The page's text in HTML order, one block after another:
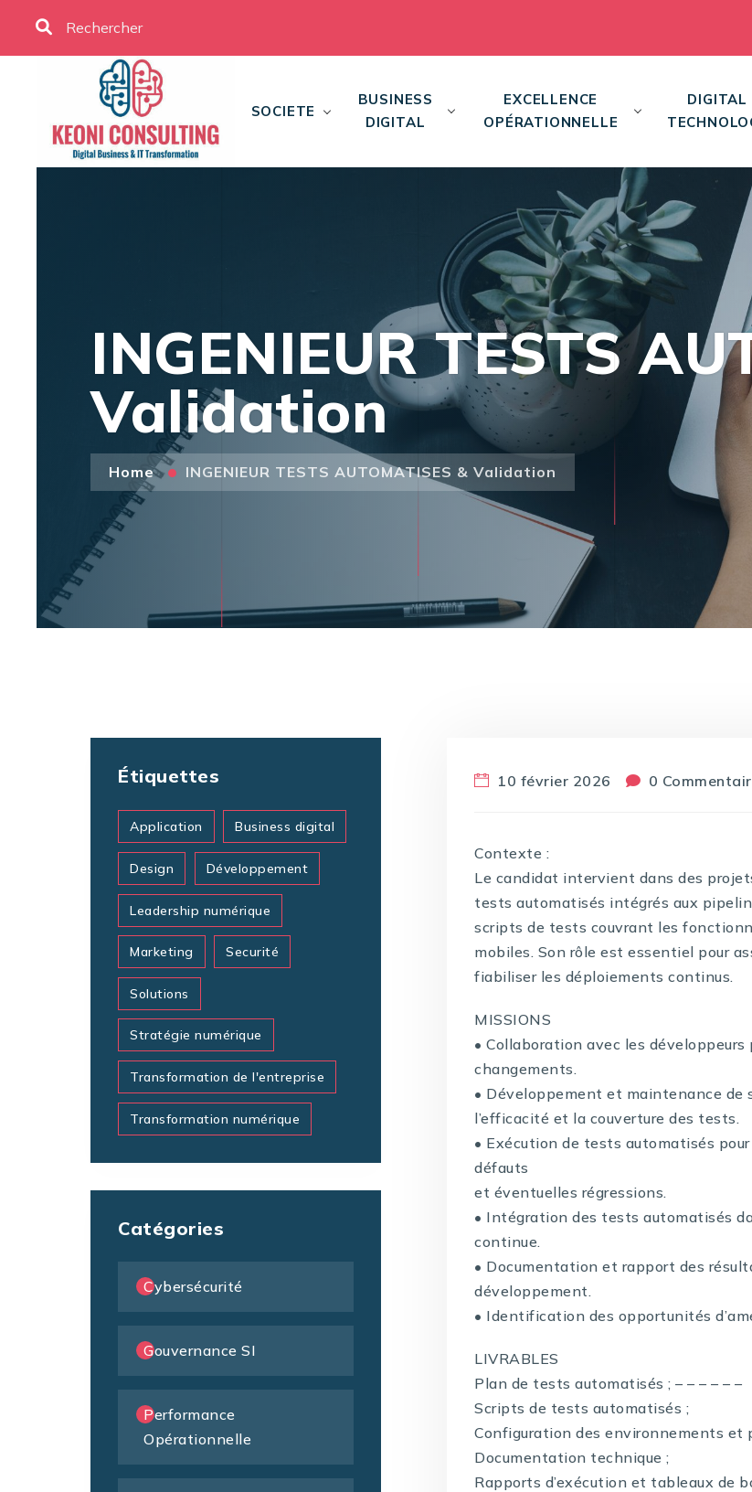
SOCIETE
BUSINESS
DIGITAL
EXCELLENCE
OPÉRATIONNELLE
DIGITAL
INGENIEUR TESTS
Validation
Home INGENIEUR TESTS AUTOMATISES & Validation
10 février 2026 0
Contexte :
Le candidat intervient dans des
tests automatisés intégrés aux
scripts de tests couvrant les
mobiles. Son rôle est essentiel pour
fiabiliser les déploiements continus.
MISSIONS
• Collaboration avec les
changements.
• Développement et maintenance
l’efficacité et la couverture des tests.
• Exécution de tests automatisés
défauts
et éventuelles régressions.
• Intégration des tests automatisés
continue.
• Documentation et rapport des
développement.
• Identification des opportunités
LIVRABLES
Plan de tests automatisés ; – – – – – –
Scripts de tests automatisés ;
Configuration des environnements et
Documentation technique ;
Rapports d’exécution et tableaux de
Étiquettes
Application Business digital
Design Développement
Leadership numérique
Marketing Securité
Solutions
Stratégie numérique
Transformation de l'entreprise
Transformation numérique
Catégories
Cybersécurité
Gouvernance SI
Performance
Opérationnelle